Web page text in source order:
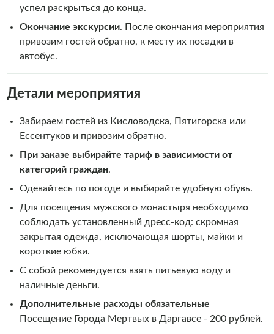
успел раскрыться до конца.
Окончание экскурсии. После окончания мероприятия
привозим гостей обратно, к месту их посадки в
автобус.
Детали мероприятия
Забираем гостей из Кисловодска, Пятигорска или
Ессентуков и привозим обратно.
При заказе выбирайте тариф в зависимости от
категорий граждан.
Одевайтесь по погоде и выбирайте удобную обувь.
Для посещения мужского монастыря необходимо
соблюдать установленный дресс-код: скромная
закрытая одежда, исключающая шорты, майки и
короткие юбки.
С собой рекомендуется взять питьевую воду и
наличные деньги.
Дополнительные расходы обязательные
Посещение Города Мертвых в Даргавсе - 200 рублей.